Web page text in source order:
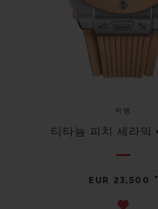
빅뱅
티타늄 피치 세라믹
EUR 23,500 •